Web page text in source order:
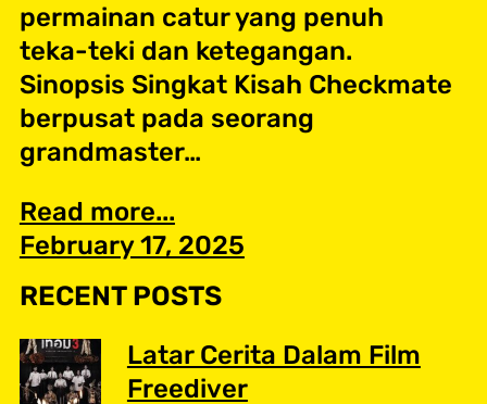
permainan catur yang penuh
teka-teki dan ketegangan.
Sinopsis Singkat Kisah Checkmate
berpusat pada seorang
grandmaster…
Read more...
February 17, 2025
RECENT POSTS
Latar Cerita Dalam Film
Freediver